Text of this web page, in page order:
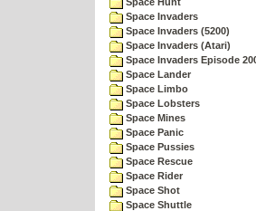
Space Invaders
Space Invaders (5200)
Space Invaders (Atari)
Space Invaders Episode
Space Lander
Space Limbo
Space Lobsters
Space Mines
Space Panic
Space Pussies
Space Rescue
Space Rider
Space Shot
Space Shuttle